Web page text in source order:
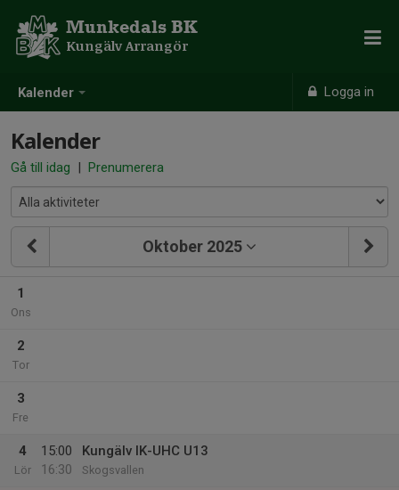
Kalender Logga in
Munkedals BK
Kungälv Arrangör
Kalender
Gå till idag | Prenumerera
Oktober 2025
1
Ons
2
Tor
3
Fre
4
Lör
15:00
16:30
Kungälv IK-UHC U13
Skogsvallen